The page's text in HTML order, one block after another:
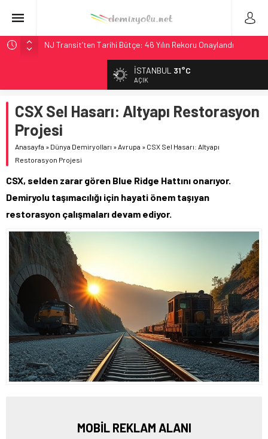
NJ Transit’ten Tarihi Bütçe: 46 Yılın Rekoru Onaylandı
Rocky Mountain, Güneş Enerjili Tesisten İlk Rayı Sevk Etti
AAR, MIT ve Berkeley Dahil 4 Üniversiteyle Araştırma
Konsorsiyumu Başlattı
Long Beach Limanı’na 58 Milyon Dolarlık Yeşil Yatırım Ödülü
Chicago’da Metra Polisi BVLOS Drone’larla Müdahale
İSTANBUL 31°C
AÇIK
CSX Sel Hasarı: Altyapı Restorasyon
Projesi
Anasayfa » Dünya Demiryolları »Avrupa » CSX Sel Hasarı: Altyapı
Restorasyon Projesi
CSX, selden zarar gören Blue Ridge Hattını onarıyor.
Demiryolu taşımacılığı için hayati önem taşıyan
restorasyon çalışmaları devam ediyor.
MOBİL REKLAM ALANI